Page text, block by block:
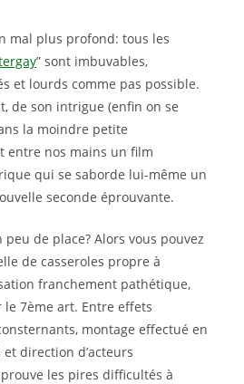
mal plus profond: tous les
” sont imbuvables,
et lourds comme pas possible.
de son intrigue (enfin on se
la moindre petite
entre nos mains un film
qui se saborde lui-même un
seconde éprouvante.
de place? Alors vous pouvez
de casseroles propre à
franchement pathétique,
7ème art. Entre effets
montage effectué en
direction d’acteurs
les pires difficultés à